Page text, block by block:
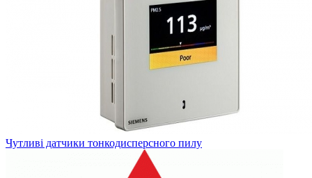
Чутливі датчики тонкодисперсного пилу